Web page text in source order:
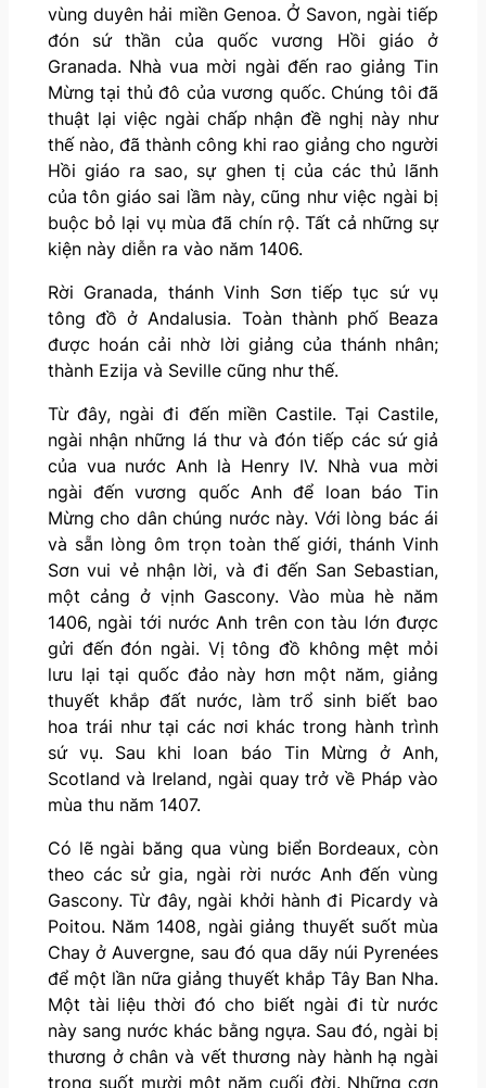
vùng duyên hải miền Genoa. Ở Savon, ngài tiếp
đón sứ thần của quốc vương Hồi giáo ở
Granada. Nhà vua mời ngài đến rao giảng Tin
Mừng tại thủ đô của vương quốc. Chúng tôi đã
thuật lại việc ngài chấp nhận đề nghị này như
thế nào, đã thành công khi rao giảng cho người
Hồi giáo ra sao, sự ghen tị của các thủ lãnh
của tôn giáo sai lầm này, cũng như việc ngài bị
buộc bỏ lại vụ mùa đã chín rộ. Tất cả những sự
kiện này diễn ra vào năm 1406.
Rời Granada, thánh Vinh Sơn tiếp tục sứ vụ
tông đồ ở Andalusia. Toàn thành phố Beaza
được hoán cải nhờ lời giảng của thánh nhân;
thành Ezija và Seville cũng như thế.
Từ đây, ngài đi đến miền Castile. Tại Castile,
ngài nhận những lá thư và đón tiếp các sứ giả
của vua nước Anh là Henry IV. Nhà vua mời
ngài đến vương quốc Anh để loan báo Tin
Mừng cho dân chúng nước này. Với lòng bác ái
và sẵn lòng ôm trọn toàn thế giới, thánh Vinh
Sơn vui vẻ nhận lời, và đi đến San Sebastian,
một cảng ở vịnh Gascony. Vào mùa hè năm
1406, ngài tới nước Anh trên con tàu lớn được
gửi đến đón ngài. Vị tông đồ không mệt mỏi
lưu lại tại quốc đảo này hơn một năm, giảng
thuyết khắp đất nước, làm trổ sinh biết bao
hoa trái như tại các nơi khác trong hành trình
sứ vụ. Sau khi loan báo Tin Mừng ở Anh,
Scotland và Ireland, ngài quay trở về Pháp vào
mùa thu năm 1407.
Có lẽ ngài băng qua vùng biển Bordeaux, còn
theo các sử gia, ngài rời nước Anh đến vùng
Gascony. Từ đây, ngài khởi hành đi Picardy và
Poitou. Năm 1408, ngài giảng thuyết suốt mùa
Chay ở Auvergne, sau đó qua dãy núi Pyrenées
để một lần nữa giảng thuyết khắp Tây Ban Nha.
Một tài liệu thời đó cho biết ngài đi từ nước
này sang nước khác bằng ngựa. Sau đó, ngài bị
thương ở chân và vết thương này hành hạ ngài
trong suốt mười một năm cuối đời. Những cơn